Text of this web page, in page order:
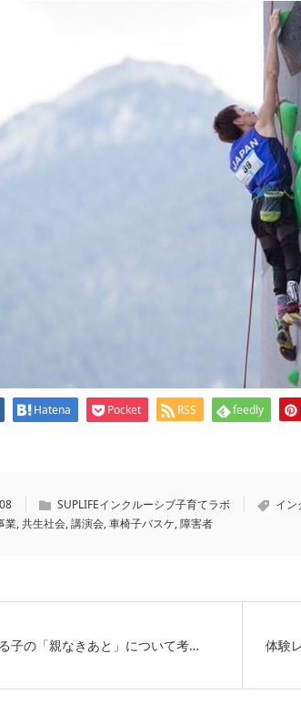
Hatena Pocket RSS feedly
SUPLIFEインクルーシブ子育てラボ イン
業,共生社会,講演会,車椅子バスケ,障害者
子の「親なきあと」について考… 体験